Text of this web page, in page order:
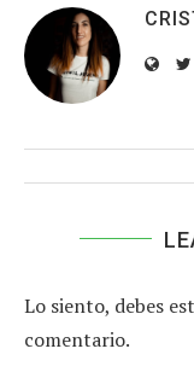
Lo siento, debes
comentario.